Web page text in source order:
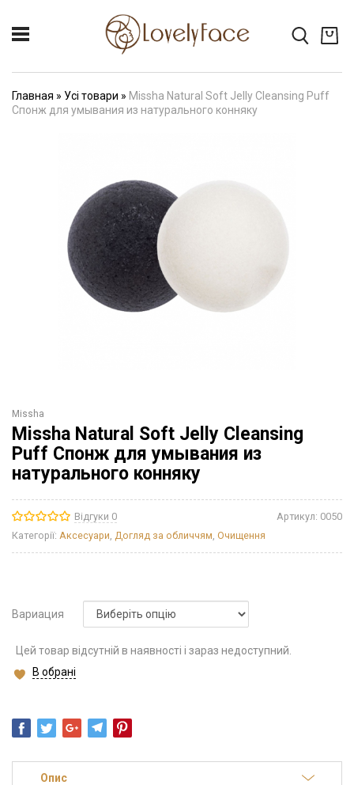
Главная » Усі товари » Missha Natural Soft Jelly Cleansing Puff
Спонж для умывания из натурального конняку
Missha
Missha Natural Soft Jelly Cleansing
Puff Спонж для умывания из
натурального конняку
Відгуки 0 Артикул: 0050
Категорії: Аксесуари, Догляд за обличчям, Очищення
Вариация
Цей товар відсутній в наявності і зараз недоступний.
В обрані
Опис